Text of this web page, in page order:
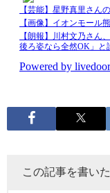
この記事を書いた